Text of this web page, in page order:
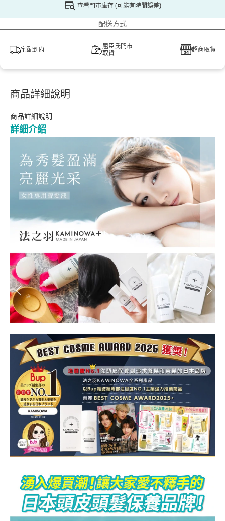
查看門市庫存 (可能有時間誤差)
配送方式
宅配到府
屈臣氏門市
取貨
超商取貨
商品詳細說明
商品詳細說明
詳細介紹